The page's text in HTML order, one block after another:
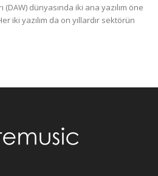
dünyasında iki ana yazılım öne
iki yazılım da on yıllardır sektörün